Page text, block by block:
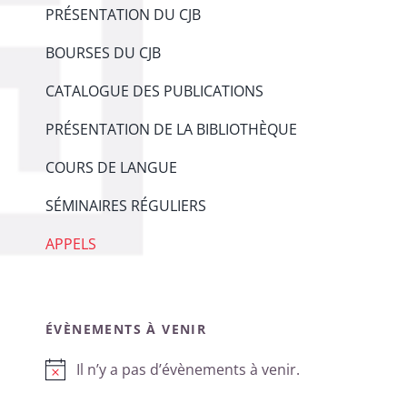
PRÉSENTATION DU CJB
BOURSES DU CJB
CATALOGUE DES PUBLICATIONS
PRÉSENTATION DE LA BIBLIOTHÈQUE
COURS DE LANGUE
SÉMINAIRES RÉGULIERS
APPELS
ÉVÈNEMENTS À VENIR
Notice
Il n’y a pas d’évènements à venir.